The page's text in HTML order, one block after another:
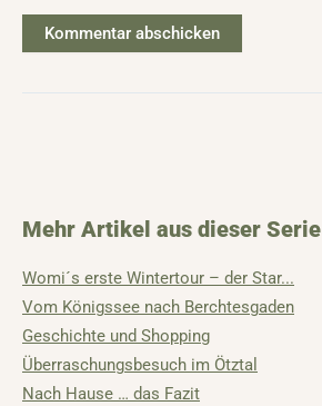
Mehr Artikel aus dieser Serie
Womi´s erste Wintertour – der Star...
Vom Königssee nach Berchtesgaden
Geschichte und Shopping
Überraschungsbesuch im Ötztal
Nach Hause … das Fazit